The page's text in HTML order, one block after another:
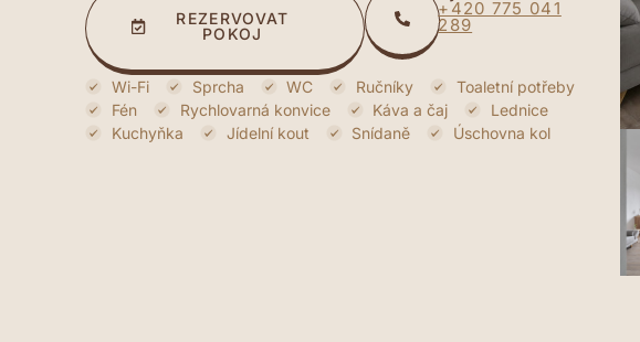
REZERVOVAT
POKOJ
+420 775 041
289
Wi-Fi Sprcha WC Ručníky
Toaletní potřeby
Fén
Rychlovarná konvice Káva a čaj
Lednice
Kuchyňka
Jídelní kout Snídaně Úschovna kol